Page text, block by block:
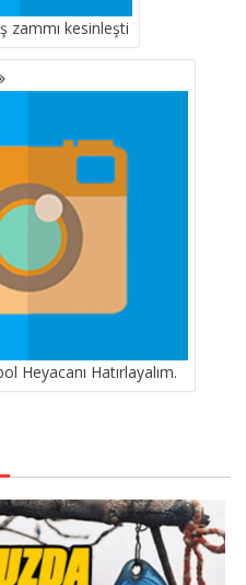
zammı kesinleşti
Heyacanı Hatırlayalım.